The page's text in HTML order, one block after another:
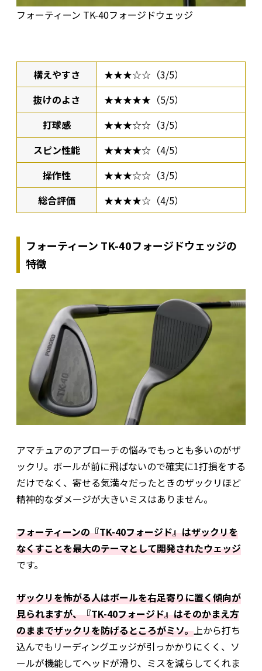
フォーティーン TK-40フォージドウェッジ
構えやすさ
★★★☆☆（3/5）
抜けのよさ
★★★★★（5/5）
打球感
★★★☆☆（3/5）
スピン性能
★★★★☆（4/5）
操作性
★★★☆☆（3/5）
総合評価
★★★★☆（4/5）
フォーティーン TK-40フォージドウェッジの
特徴
アマチュアのアプローチの悩みでもっとも多いのがザ
ックリ。ボールが前に飛ばないので確実に1打損をする
だけでなく、寄せる気満々だったときのザックリほど
精神的なダメージが大きいミスはありません。
フォーティーンの『TK-40フォージド』はザックリを
なくすことを最大のテーマとして開発されたウェッジ
です。
ザックリを怖がる人はボールを右足寄りに置く傾向が
見られますが、『TK-40フォージド』はそのかまえ方
のままでザックリを防げるところがミソ。上から打ち
込んでもリーディングエッジが引っかかりにくく、ソ
ールが機能してヘッドが滑り、ミスを減らしてくれま